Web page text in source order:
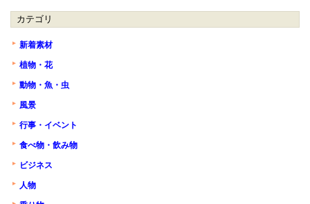
カテゴリ
新着素材
植物・花
動物・魚・虫
風景
行事・イベント
食べ物・飲み物
ビジネス
人物